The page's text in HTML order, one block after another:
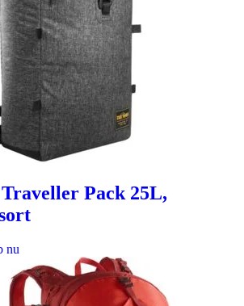
Pack 25L,
nu